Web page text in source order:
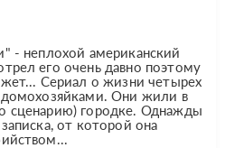
- неплохой американский
его очень давно поэтому
Сериал о жизни четырех
Они жили в
сценарию) городке. Однажды
от которой она